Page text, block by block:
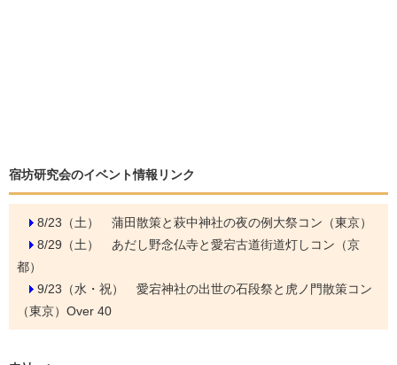
宿坊研究会のイベント情報リンク
8/23（土） 蒲田散策と萩中神社の夜の例大祭コン（東京）
8/29（土） あだし野念仏寺と愛宕古道街道灯しコン（京
都）
9/23（水・祝） 愛宕神社の出世の石段祭と虎ノ門散策コン
（東京）Over 40